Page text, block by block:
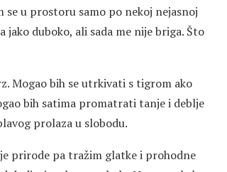
u prostoru samo po nekoj nejasnoj
duboko, ali sada me nije briga. Što
Mogao bih se utrkivati s tigrom ako
bih satima promatrati tanje i deblje
prolaza u slobodu.
prirode pa tražim glatke i prohodne